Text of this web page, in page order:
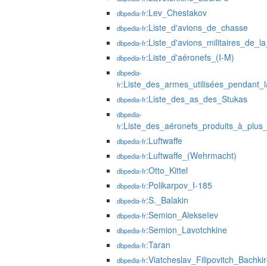
dbpedia-fr:Lev_Chestakov
dbpedia-fr:Liste_d'avions_de_chasse
dbpedia-fr
dbpedia-fr:Liste_d'aéronefs_(I-M)
dbpedia-
fr
dbpedia-fr:Liste_des_as_des_Stukas
dbpedia-
fr
dbpedia-fr:Luftwaffe
dbpedia-fr:Luftwaffe_(Wehrmacht)
dbpedia-fr:Otto_Kittel
dbpedia-fr:Polikarpov_I-185
dbpedia-fr:S._Balakin
dbpedia-fr:Semion_Alekseïev
dbpedia-fr:Semion_Lavotchkine
dbpedia-fr:Taran
dbpedia-fr